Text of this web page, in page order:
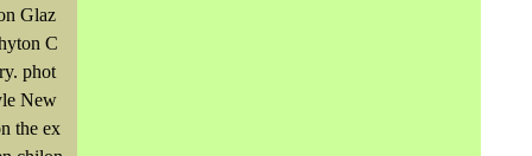
Glaz
C
phot
New
the ex